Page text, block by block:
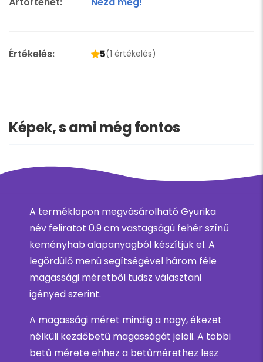
Értékelés: 5(1 értékelés)
Képek, s ami még fontos
A terméklapon megvásárolható Gyurika
név feliratot 0.9 cm vastagságú fehér színű
keményhab alapanyagból készítjük el. A
legördülő menü segítségével három féle
magassági méretből tudsz választani
igényed szerint.
A magassági méret mindig a nagy, ékezet
nélküli kezdőbetű magasságát jelöli. A többi
betű mérete ehhez a betűmérethez lesz